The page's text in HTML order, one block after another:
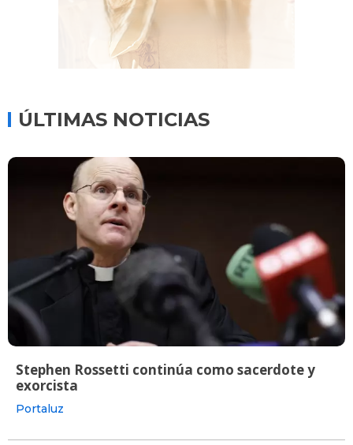
ÚLTIMAS NOTICIAS
Stephen Rossetti continúa como sacerdote y
exorcista
Portaluz